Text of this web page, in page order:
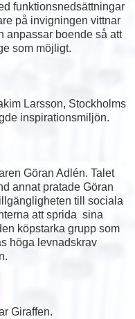
funktionsnedsättningar
på invigningen vittnar
anpassar boende så att
som möjligt.
Larsson, Stockholms
inspirationsmiljön.
Göran Adlén. Talet
annat pratade Göran
till sociala
att sprida sina
köpstarka grupp som
höga levnadskrav
Giraffen.